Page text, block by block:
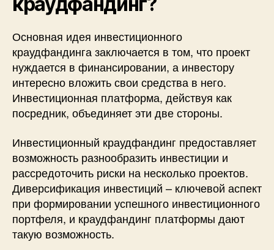
Основная идея инвестиционного
краудфандинга заключается в том, что проект
нуждается в финансировании, а инвестору
интересно вложить свои средства в него.
Инвестиционная платформа, действуя как
посредник, объединяет эти две стороны.
Инвестиционный краудфандинг предоставляет
возможность разнообразить инвестиции и
рассредоточить риски на несколько проектов.
Диверсификация инвестиций – ключевой аспект
при формировании успешного инвестиционного
портфеля, и краудфандинг платформы дают
такую возможность.